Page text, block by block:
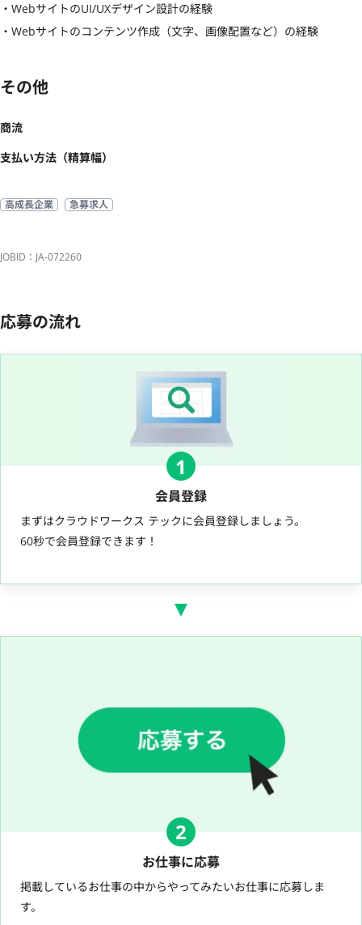
・WebサイトのUI/UXデザイン設計の経験
・Webサイトのコンテンツ作成（文字、画像配置など）の経験
その他
商流
支払い方法（精算幅）
高成長企業 急募求人
JOBID：JA-072260
応募の流れ
1
会員登録
まずはクラウドワークス テックに会員登録しましょう。
60秒で会員登録できます！
2
お仕事に応募
掲載しているお仕事の中からやってみたいお仕事に応募しま
す。